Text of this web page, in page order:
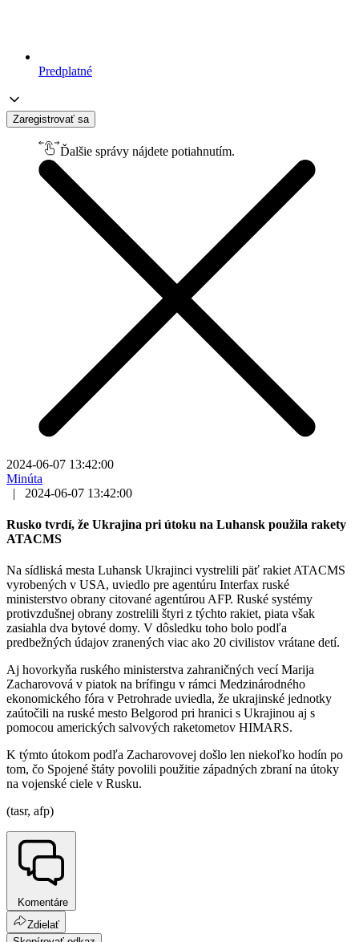
Predplatné
Zaregistrovať sa
Ďalšie správy nájdete potiahnutím.
2024-06-07 13:42:00
Minúta
|
2024-06-07 13:42:00
Rusko tvrdí, že Ukrajina pri útoku na Luhansk použila rakety
ATACMS
Na sídliská mesta Luhansk Ukrajinci vystrelili päť rakiet ATACMS
vyrobených v USA, uviedlo pre agentúru Interfax ruské
ministerstvo obrany citované agentúrou AFP. Ruské systémy
protivzdušnej obrany zostrelili štyri z týchto rakiet, piata však
zasiahla dva bytové domy. V dôsledku toho bolo podľa
predbežných údajov zranených viac ako 20 civilistov vrátane detí.
Aj hovorkyňa ruského ministerstva zahraničných vecí Marija
Zacharovová v piatok na brífingu v rámci Medzinárodného
ekonomického fóra v Petrohrade uviedla, že ukrajinské jednotky
zaútočili na ruské mesto Belgorod pri hranici s Ukrajinou aj s
pomocou amerických salvových raketometov HIMARS.
K týmto útokom podľa Zacharovovej došlo len niekoľko hodín po
tom, čo Spojené štáty povolili použitie západných zbraní na útoky
na vojenské ciele v Rusku.
(tasr, afp)
Komentáre
Zdielať